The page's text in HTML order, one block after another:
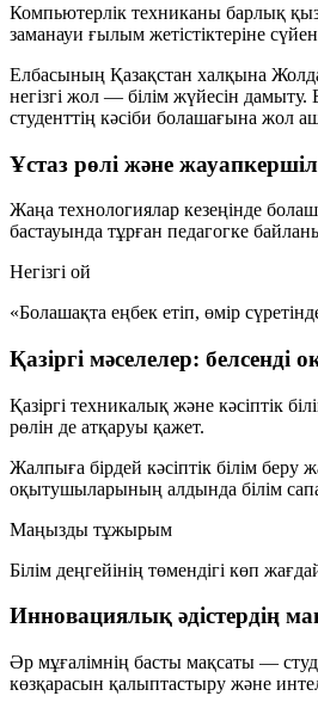
Компьютерлік техниканы барлық
заманауи ғылым жетістіктеріне
Елбасының Қазақстан халқына
негізгі жол — білім жүйесін
студенттің кәсіби болашағына жол
Ұстаз рөлі және
Жаңа технологиялар кезеңінде
бастауында тұрған педагогке
Негізгі ой
«Болашақта еңбек етіп, өмір
Қазіргі мәселелер: белсенді
Қазіргі техникалық және кәсіптік
рөлін де атқаруы қажет.
Жалпыға бірдей кәсіптік білім
оқытушыларының алдында білім
Маңызды тұжырым
Білім деңгейінің төмендігі көп
Инновациялық әдістердің
Әр мұғалімнің басты мақсаты —
көзқарасын қалыптастыру және